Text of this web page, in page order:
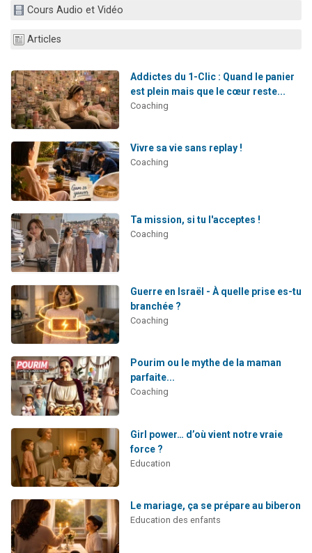
12 nouvelles musiques dans Torah-Box Music
29 personnes viennent de demander une bénédiction
Cours Audio et Vidéo
Articles
Addictes du 1-Clic : Quand le panier
est plein mais que le cœur reste...
Coaching
Vivre sa vie sans replay !
Coaching
Ta mission, si tu l'acceptes !
Coaching
Guerre en Israël - À quelle prise es-tu
branchée ?
Coaching
Pourim ou le mythe de la maman
parfaite...
Coaching
Girl power… d’où vient notre vraie
force ?
Education
Le mariage, ça se prépare au biberon
Education des enfants